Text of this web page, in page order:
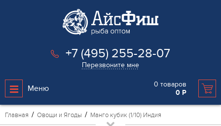
+7 (495) 255-28-07
Перезвоните мне
Меню 0 товаров
0 Р
Главная Овощи и Ягоды Манго кубик (1/10) Индия